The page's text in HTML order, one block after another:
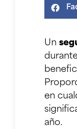
Un
en
año.